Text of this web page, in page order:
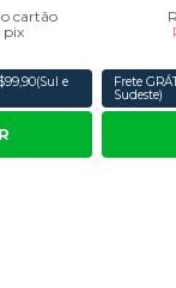
cartão
pix
e
Frete
Sudeste)